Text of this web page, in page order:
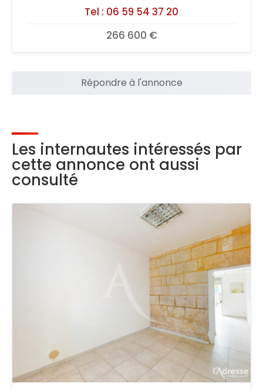
Tel : 06 59 54 37 20
266 600 €
Répondre à l'annonce
Les internautes intéressés par
cette annonce ont aussi
consulté